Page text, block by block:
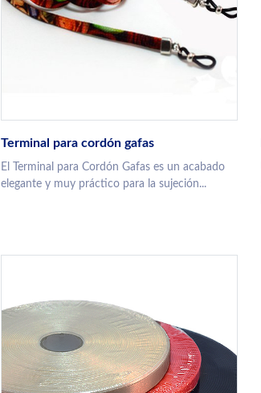
Terminal para cordón gafas
El Terminal para Cordón Gafas es un acabado
elegante y muy práctico para la sujeción...